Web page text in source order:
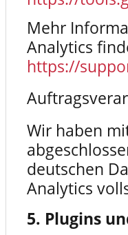
Mehr
Analytics
https://
Wir haben
deutschen
Analytics
5. Plugins